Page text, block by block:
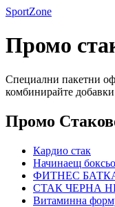
SportZone
Промо
Специални пакетни
комбинирайте
Промо
Кардио стак
Начинаещ
ФИТНЕС
СТАК ЧЕРНА
Витаминна